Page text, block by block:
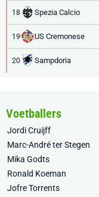
18 Spezia Calcio
19 US Cremonese
20 Sampdoria
Voetballers
Jordi Cruijff
Marc-André ter Stegen
Mika Godts
Ronald Koeman
Jofre Torrents